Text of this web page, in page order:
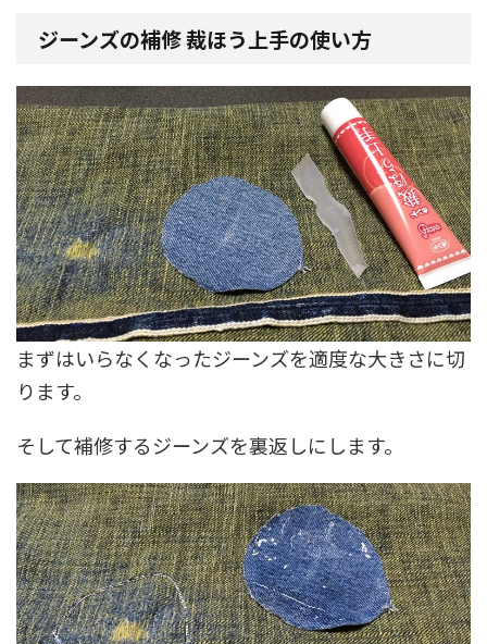
ジーンズの補修 裁ほう上手の使い方
まずはいらなくなったジーンズを適度な大きさに切
ります。
そして補修するジーンズを裏返しにします。